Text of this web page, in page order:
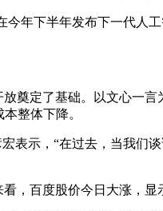
下半年发布下一代人
定了基础。以文心一
整体下降。
示，“在过去，当我们
百度股价今日大涨，显